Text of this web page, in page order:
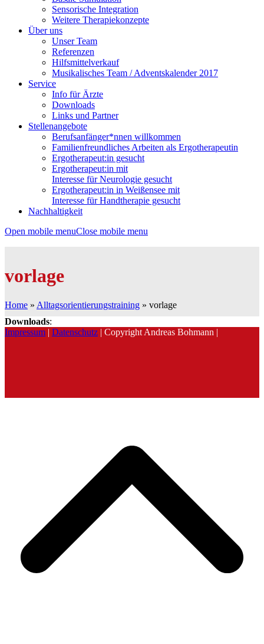
Sensorische Integration
Weitere Therapiekonzepte
Über uns
Unser Team
Referenzen
Hilfsmittelverkauf
Musikalisches Team / Adventskalender 2017
Service
Info für Ärzte
Downloads
Links und Partner
Stellenangebote
Berufsanfänger*nnen willkommen
Familienfreundliches Arbeiten als Ergotherapeutin
Ergotherapeut:in gesucht
Ergotherapeut:in mit
Interesse für Neurologie gesucht
Ergotherapeut:in in Weißensee mit
Interesse für Handtherapie gesucht
Nachhaltigkeit
Open mobile menuClose mobile menu
vorlage
Home » Alltagsorientierungstraining » vorlage
Downloads:
Impressum | Datenschutz | Copyright Andreas Bohmann |